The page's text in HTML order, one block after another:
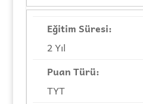
2 Yıl
TYT